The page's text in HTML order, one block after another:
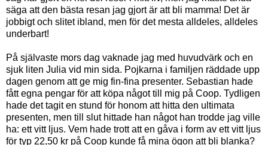
säga att den bästa resan jag gjort är att bli mamma! Det är
jobbigt och slitet ibland, men för det mesta alldeles, alldeles
underbart!
På självaste mors dag vaknade jag med huvudvärk och en
sjuk liten Julia vid min sida. Pojkarna i familjen räddade upp
dagen genom att ge mig fin-fina presenter. Sebastian hade
fått egna pengar för att köpa något till mig på Coop. Tydligen
hade det tagit en stund för honom att hitta den ultimata
presenten, men till slut hittade han något han trodde jag ville
ha: ett vitt ljus. Vem hade trott att en gåva i form av ett vitt ljus
för typ 22,50 kr på Coop kunde få mina ögon att bli blanka?